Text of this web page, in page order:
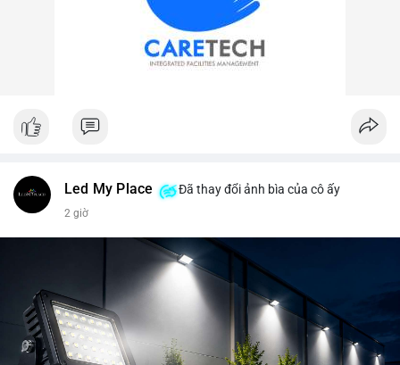
Led My Place Đã thay đổi ảnh bìa của cô ấy
2 giờ